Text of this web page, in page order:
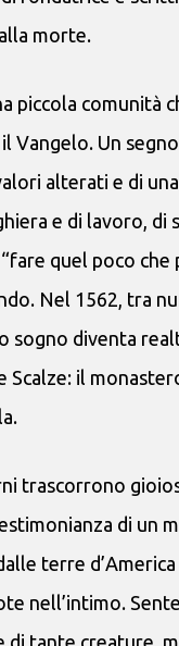
morte.
piccola comunità
Vangelo. Un
alterati e di
e di lavoro, di
quel poco che
Nel 1562, tra
sogno diventa
Scalze: il
trascorrono
di un
terre
nell’intimo.
di tante creature,